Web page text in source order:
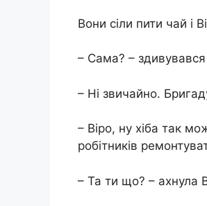
Вони сіли пити чай і
– Сама? – здивувався
– Ні звичайно.
– Віро, ну хіба так
робітників
– Та ти що? – ахнула